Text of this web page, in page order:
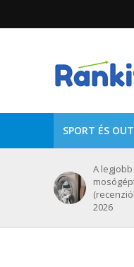
SPORT ÉS
A legjobb
2026